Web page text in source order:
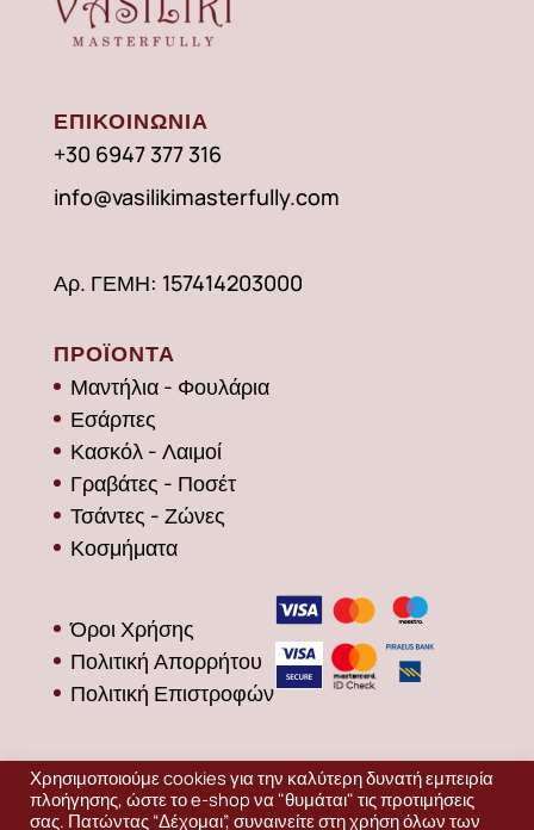
ΕΠΙΚΟΙΝΩΝΙΑ
+30 6947 377 316
info@vasilikimasterfully.com
Αρ. ΓΕΜΗ: 157414203000
ΠΡΟΪΟΝΤΑ
Μαντήλια - Φουλάρια
Εσάρπες
Κασκόλ - Λαιμοί
Γραβάτες - Ποσέτ
Τσάντες - Ζώνες
Κοσμήματα
Όροι Χρήσης
Πολιτική Απορρήτου
Πολιτική Επιστροφών
Χρησιμοποιούμε cookies για την καλύτερη δυνατή εμπειρία
πλοήγησης, ώστε το e-shop να "θυμάται" τις προτιμήσεις
σας. Πατώντας “Δέχομαι”, συναινείτε στη χρήση όλων των